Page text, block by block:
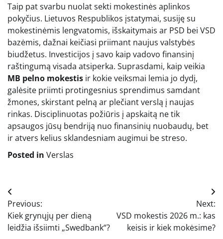
Taip pat svarbu nuolat sekti mokestinės aplinkos
pokyčius. Lietuvos Respublikos įstatymai, susiję su
mokestinėmis lengvatomis, išskaitymais ar PSD bei VSD
bazėmis, dažnai keičiasi priimant naujus valstybės
biudžetus. Investicijos į savo kaip vadovo finansinį
raštingumą visada atsiperka. Suprasdami, kaip veikia
MB pelno mokestis ir kokie veiksmai lemia jo dydį,
galėsite priimti protingesnius sprendimus samdant
žmones, skirstant pelną ar plečiant verslą į naujas
rinkas. Disciplinuotas požiūris į apskaitą ne tik
apsaugos jūsų bendriją nuo finansinių nuobaudų, bet
ir atvers kelius sklandesniam augimui be streso.
Posted in Verslas
Navigacija
tarp
įrašų
Previous:
Kiek grynųjų per dieną
leidžia išsiimti „Swedbank“?
Next:
VSD mokestis 2026 m.: kas
keisis ir kiek mokėsime?